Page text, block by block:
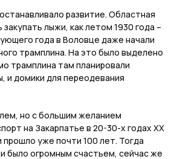
развитие. Областная
лыжи, как летом 1930 года –
года в Воловце даже начали
трамплина. На это было выделено
трамплина там планировали
и домики для переодевания
но с большим желанием
на Закарпатье в 20-30-х годах ХХ
прошло уже почти 100 лет. Тогда
было огромным счастьем, сейчас же